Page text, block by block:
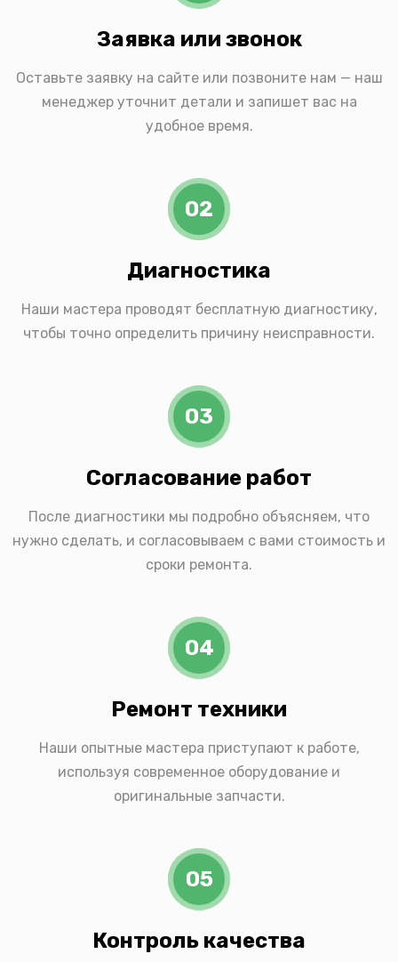
Заявка или звонок
Оставьте заявку на сайте или позвоните нам — наш
менеджер уточнит детали и запишет вас на
удобное время.
02
Диагностика
Наши мастера проводят бесплатную диагностику,
чтобы точно определить причину неисправности.
03
Согласование работ
После диагностики мы подробно объясняем, что
нужно сделать, и согласовываем с вами стоимость и
сроки ремонта.
04
Ремонт техники
Наши опытные мастера приступают к работе,
используя современное оборудование и
оригинальные запчасти.
05
Контроль качества